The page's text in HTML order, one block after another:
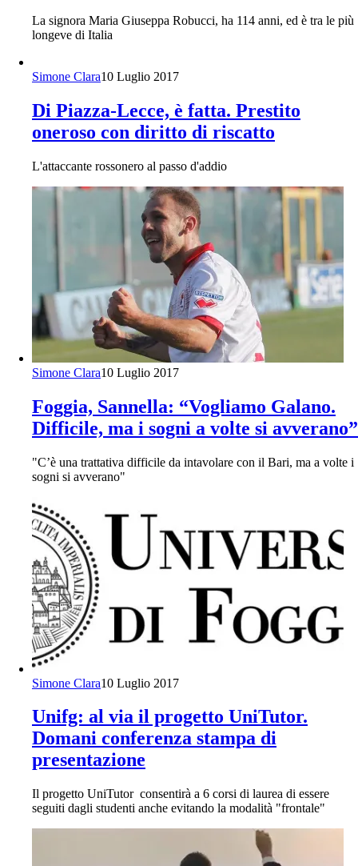
La signora Maria Giuseppa Robucci, ha 114 anni, ed è tra le più
longeve di Italia
Simone Clara10 Luglio 2017
Di Piazza-Lecce, è fatta. Prestito
oneroso con diritto di riscatto
L'attaccante rossonero al passo d'addio
Simone Clara10 Luglio 2017
Foggia, Sannella: “Vogliamo Galano.
Difficile, ma i sogni a volte si avverano”
"C’è una trattativa difficile da intavolare con il Bari, ma a volte i
sogni si avverano"
Simone Clara10 Luglio 2017
Unifg: al via il progetto UniTutor.
Domani conferenza stampa di
presentazione
Il progetto UniTutor consentirà a 6 corsi di laurea di essere
seguiti dagli studenti anche evitando la modalità "frontale"